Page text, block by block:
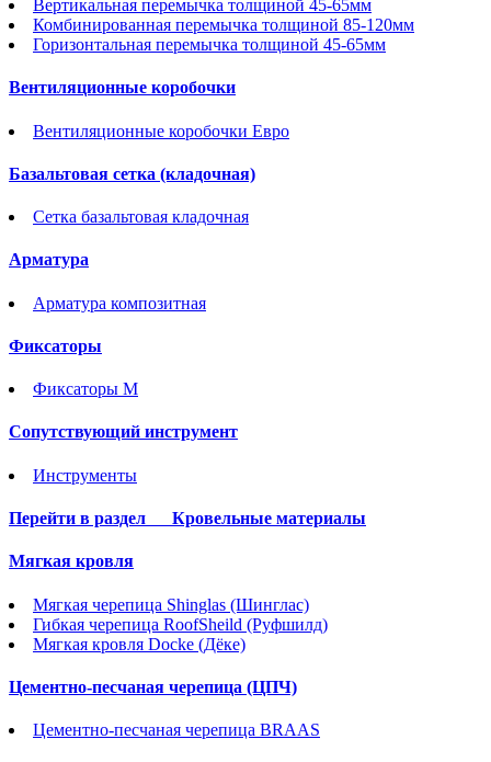
Вертикальная перемычка толщиной 45-65мм
Комбинированная перемычка толщиной 85-120мм
Горизонтальная перемычка толщиной 45-65мм
Вентиляционные коробочки
Вентиляционные коробочки Евро
Базальтовая сетка (кладочная)
Сетка базальтовая кладочная
Арматура
Арматура композитная
Фиксаторы
Фиксаторы М
Сопутствующий инструмент
Инструменты
Перейти в раздел Кровельные материалы
Мягкая кровля
Мягкая черепица Shinglas (Шинглас)
Гибкая черепица RoofSheild (Руфшилд)
Мягкая кровля Docke (Дёке)
Цементно-песчаная черепица (ЦПЧ)
Цементно-песчаная черепица BRAAS